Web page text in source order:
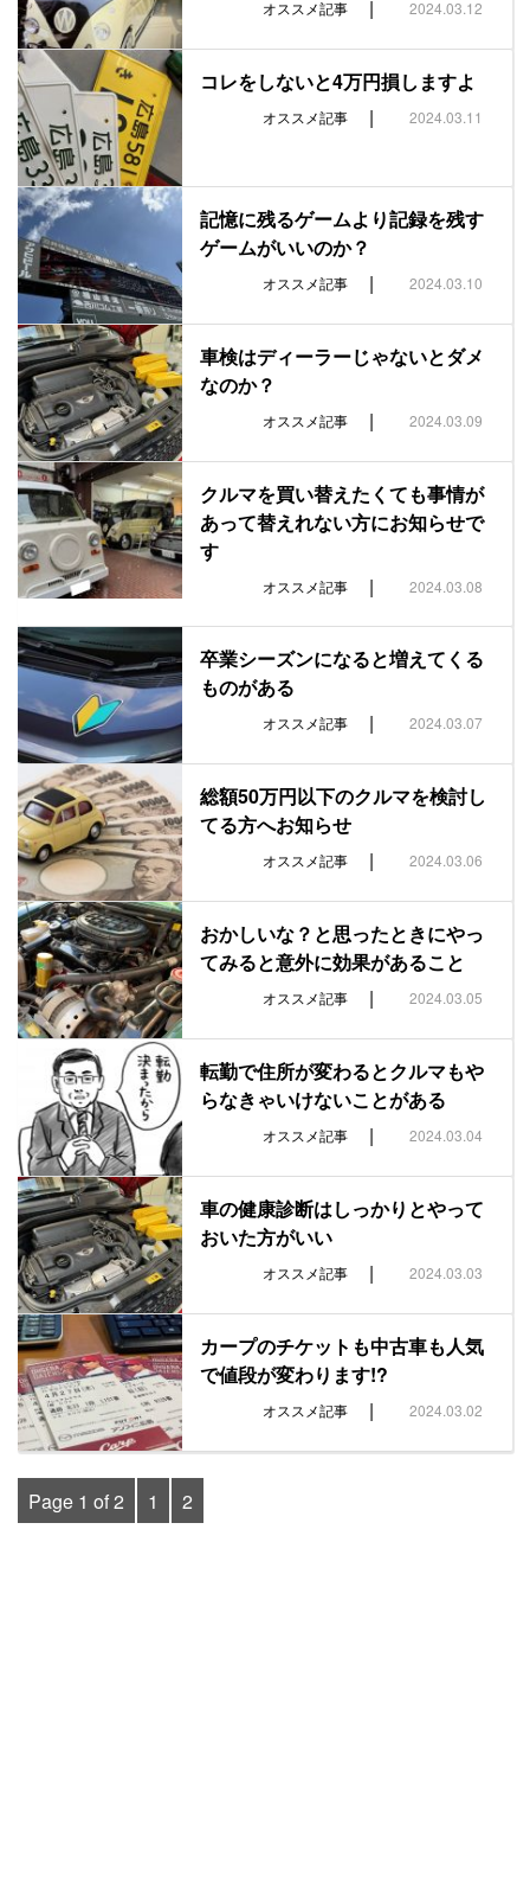
オススメ記事 | 2024.03.12
コレをしないと4万円損しますよ
オススメ記事 | 2024.03.11
記憶に残るゲームより記録を残す
ゲームがいいのか？
オススメ記事 | 2024.03.10
車検はディーラーじゃないとダメ
なのか？
オススメ記事 | 2024.03.09
クルマを買い替えたくても事情が
あって替えれない方にお知らせで
す
オススメ記事 | 2024.03.08
卒業シーズンになると増えてくる
ものがある
オススメ記事 | 2024.03.07
総額50万円以下のクルマを検討し
てる方へお知らせ
オススメ記事 | 2024.03.06
おかしいな？と思ったときにやっ
てみると意外に効果があること
オススメ記事 | 2024.03.05
転勤で住所が変わるとクルマもや
らなきゃいけないことがある
オススメ記事 | 2024.03.04
車の健康診断はしっかりとやって
おいた方がいい
オススメ記事 | 2024.03.03
カープのチケットも中古車も人気
で値段が変わります!?
オススメ記事 | 2024.03.02
Page 1 of 2 1 2